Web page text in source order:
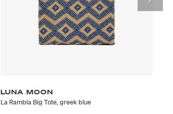
LUNA MOON
La Rambla Big Tote, greek blue